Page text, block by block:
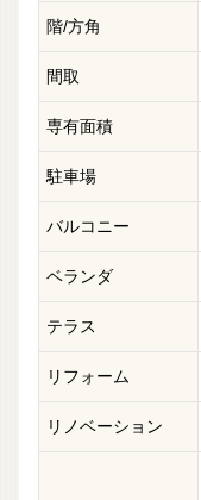
階/方角
間取
専有面積
駐車場
バルコニー
ベランダ
テラス
リフォーム
リノベーション